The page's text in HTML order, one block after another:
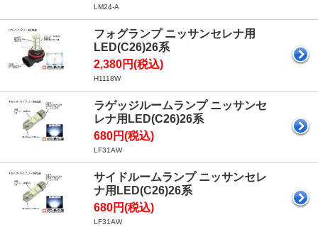
LM24-A
フォグランプ ニッサンセレナ用
LED(C26)26系
2,380円(税込)
H1118W
ラゲッジルームランプ ニッサンセ
レナ用LED(C26)26系
680円(税込)
LF31AW
サイドルームランプ ニッサンセレ
ナ用LED(C26)26系
680円(税込)
LF31AW